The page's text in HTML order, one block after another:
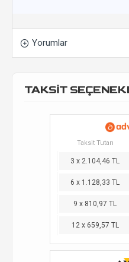
Yorumlar
TAKSİT
Taksit Tutarı
3 x 2.104,46 TL
6 x 1.128,33 TL
9 x 810,97 TL
12 x 659,57 TL